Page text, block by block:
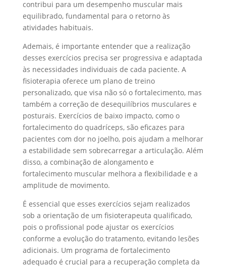
contribui para um desempenho muscular mais
equilibrado, fundamental para o retorno às
atividades habituais.
Ademais, é importante entender que a realização
desses exercícios precisa ser progressiva e adaptada
às necessidades individuais de cada paciente. A
fisioterapia oferece um plano de treino
personalizado, que visa não só o fortalecimento, mas
também a correção de desequilíbrios musculares e
posturais. Exercícios de baixo impacto, como o
fortalecimento do quadríceps, são eficazes para
pacientes com dor no joelho, pois ajudam a melhorar
a estabilidade sem sobrecarregar a articulação. Além
disso, a combinação de alongamento e
fortalecimento muscular melhora a flexibilidade e a
amplitude de movimento.
É essencial que esses exercícios sejam realizados
sob a orientação de um fisioterapeuta qualificado,
pois o profissional pode ajustar os exercícios
conforme a evolução do tratamento, evitando lesões
adicionais. Um programa de fortalecimento
adequado é crucial para a recuperação completa da